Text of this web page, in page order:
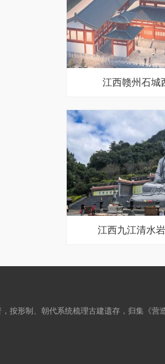
江西赣州石城
江西九江清水
按形制、朝代系统梳理古建遗存，归集《营